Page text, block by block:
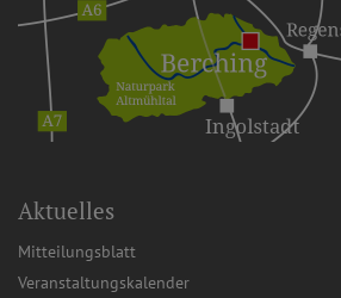
Aktuelles
Mitteilungsblatt
Veranstaltungskalender